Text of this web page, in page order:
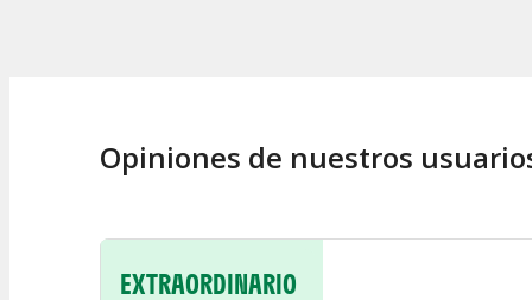
Opiniones de nuestros
EXTRAORDINARIO